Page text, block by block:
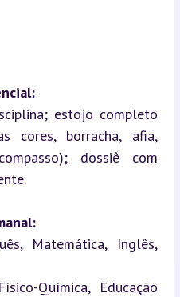
estojo completo
cores, borracha, afia,
dossiê com
Matemática, Inglês,
Química, Educação